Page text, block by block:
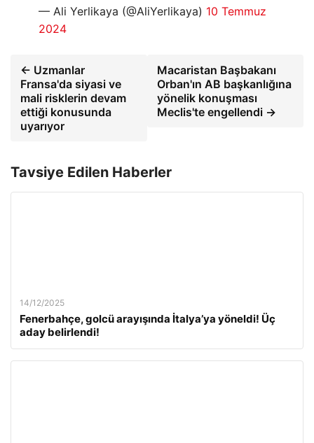
— Ali Yerlikaya (@AliYerlikaya) 10 Temmuz
2024
← Uzmanlar
Fransa'da siyasi ve
mali risklerin devam
ettiği konusunda
uyarıyor
Macaristan Başbakanı
Orban'ın AB başkanlığına
yönelik konuşması
Meclis'te engellendi →
Tavsiye Edilen Haberler
14/12/2025
Fenerbahçe, golcü arayışında İtalya’ya yöneldi! Üç
aday belirlendi!